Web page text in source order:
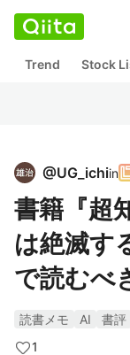
Trend Stock
@UG_ichiin
書籍『超
は絶滅す
で読むべ
読書メモ AI 書評
1